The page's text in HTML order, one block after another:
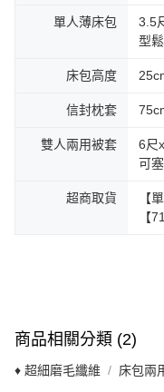
單人薄床包
3.5
型
床包高度
信封枕套
雙人兩用被套
6尺
可
超商取貨
【
【
商品相關分類 (2)
♦ 超細磨毛纖維 床包兩